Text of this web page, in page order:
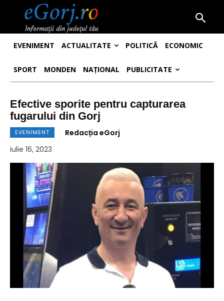
EVENIMENT ACTUALITATE POLITICĂ ECONOMIC
SPORT MONDEN NAȚIONAL PUBLICITATE
Efective sporite pentru capturarea
fugarului din Gorj
EVENIMENT
Redacția eGorj
iulie 16, 2023